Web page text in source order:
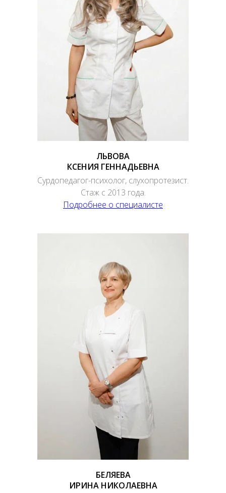
ЛЬВОВА
КСЕНИЯ ГЕННАДЬЕВНА
Сурдопедагог-психолог, слухопротезист.
Стаж с 2013 года.
Подробнее о специалисте
БЕЛЯЕВА
ИРИНА НИКОЛАЕВНА